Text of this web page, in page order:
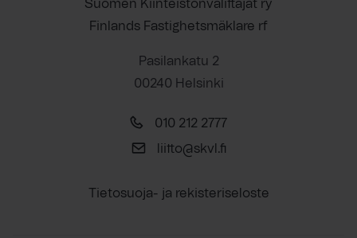
Suomen Kiinteistönvälittäjät ry
Finlands Fastighetsmäklare rf
Pasilankatu 2
00240 Helsinki
010 212 2777
liitto@skvl.fi
Tietosuoja- ja rekisteriseloste